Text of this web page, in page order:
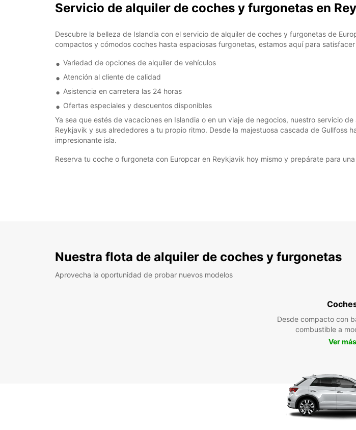
Servicio de alquiler de coches y furgonetas en
Descubre la belleza de Islandia con el servicio de alquiler de coches y furgonetas de
compactos y cómodos coches hasta espaciosas furgonetas, estamos aquí para
Variedad de opciones de alquiler de vehículos
Atención al cliente de calidad
Asistencia en carretera las 24 horas
Ofertas especiales y descuentos disponibles
Ya sea que estés de vacaciones en Islandia o en un viaje de negocios, nuestro servicio
Reykjavik y sus alrededores a tu propio ritmo. Desde la majestuosa cascada de Gullfoss
impresionante isla.
Reserva tu coche o furgoneta con Europcar en Reykjavik hoy mismo y prepárate para
Nuestra flota de alquiler de coches y furgonetas
Aprovecha la oportunidad de probar nuevos modelos
Desde compacto con
combustible a
Ver más